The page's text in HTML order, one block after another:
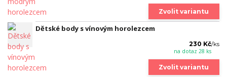
Zvolit variantu
Dětské body s vínovým horolezcem
230 Kč/ks
na dotaz 28 ks
Zvolit variantu